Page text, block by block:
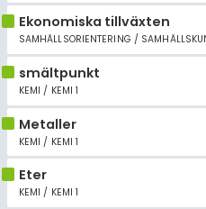
Ekonomiska tillväxten
SAMHÄLLSORIENTERING /
smältpunkt
KEMI / KEMI 1
Metaller
KEMI / KEMI 1
Eter
KEMI / KEMI 1